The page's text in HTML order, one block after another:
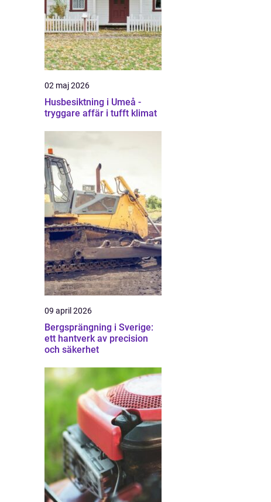
02 maj 2026
Husbesiktning i Umeå -
tryggare affär i tufft klimat
09 april 2026
Bergsprängning i Sverige:
ett hantverk av precision
och säkerhet